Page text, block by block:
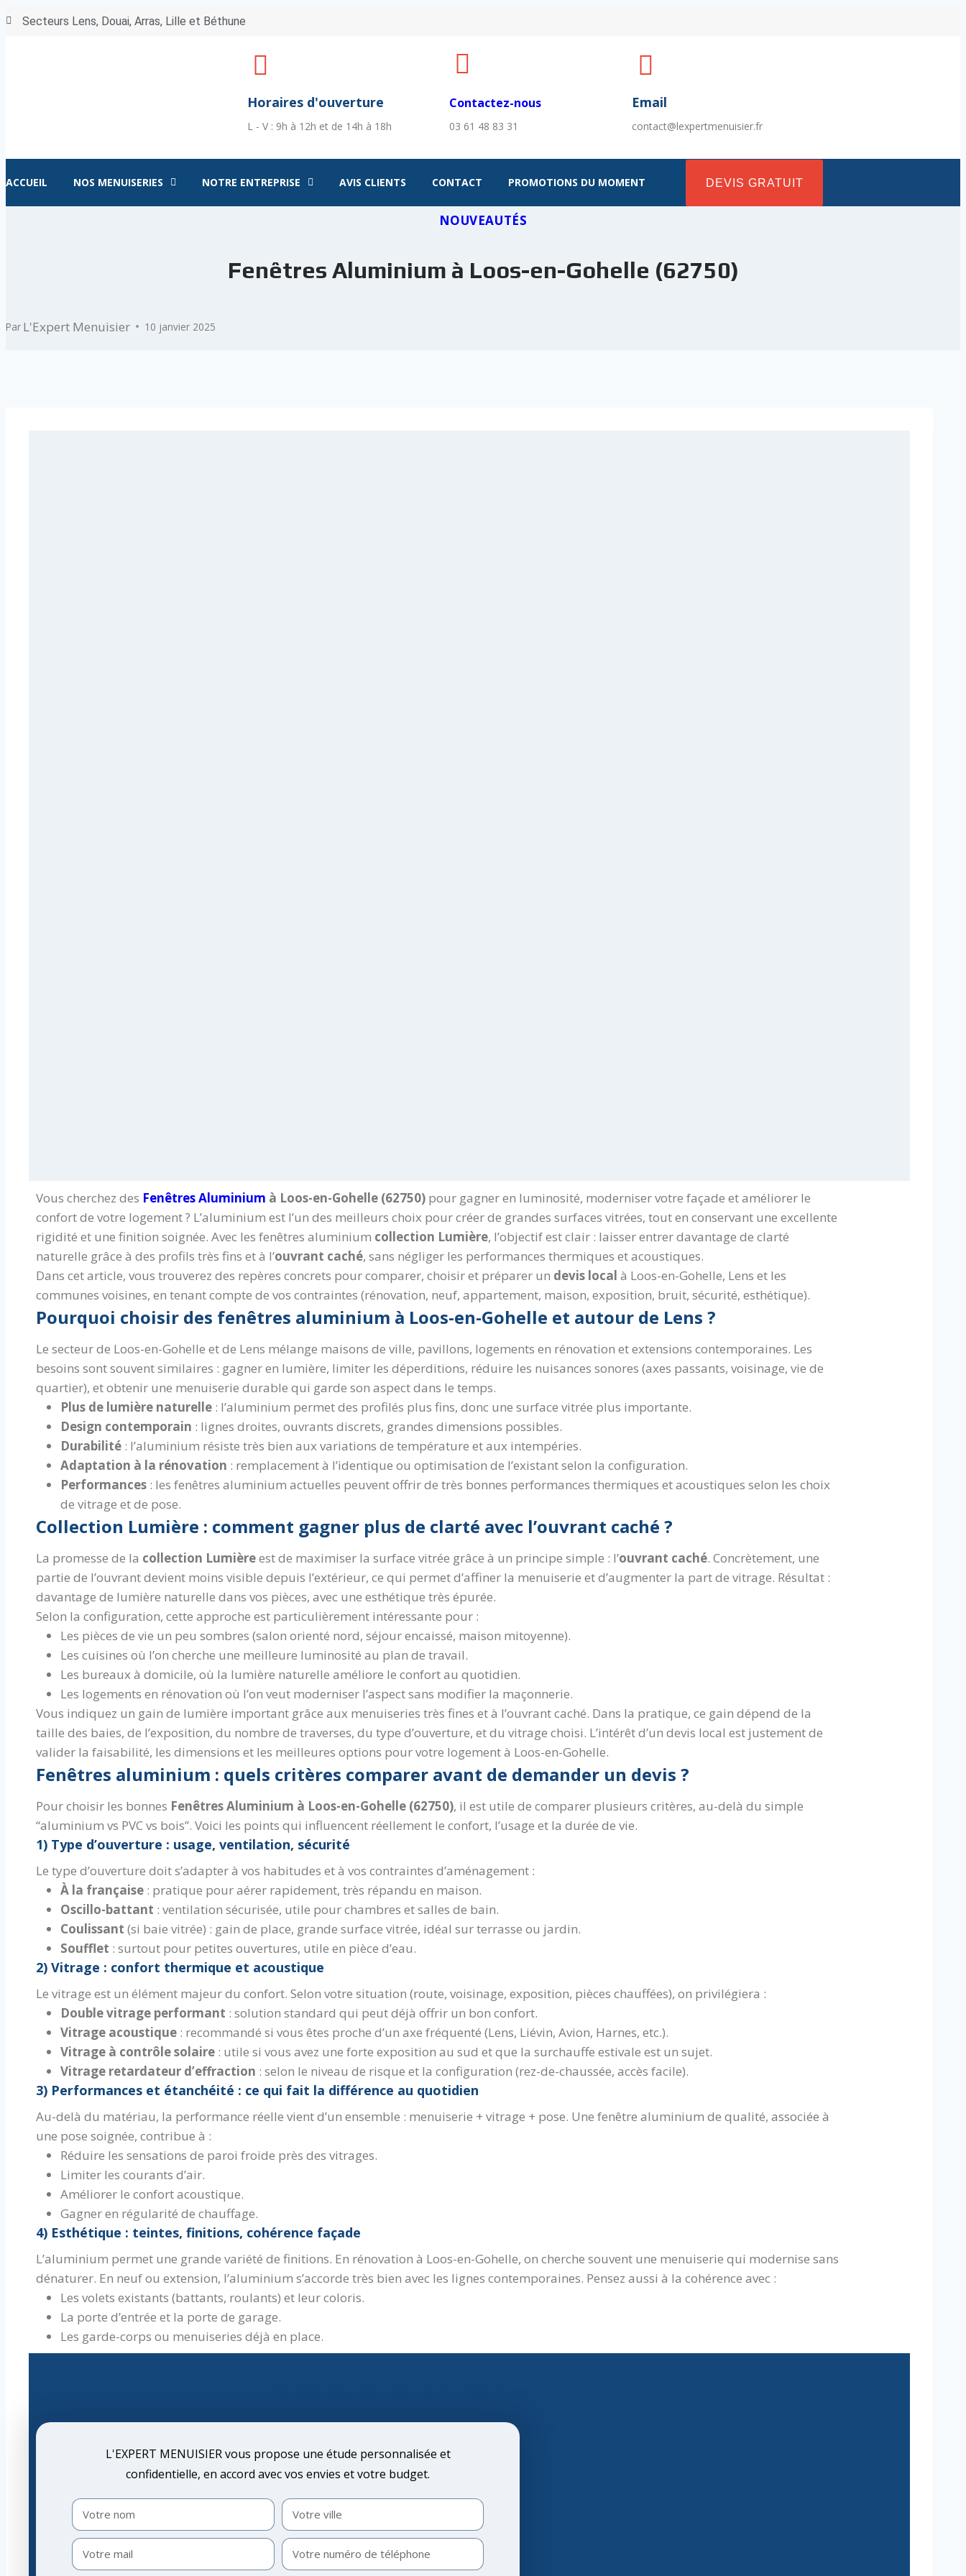
Secteurs Lens, Douai, Arras, Lille et Béthune
Horaires d'ouverture
L - V : 9h à 12h et de 14h à 18h
Contactez-nous
03 61 48 83 31
Email
contact@lexpertmenuisier.fr
ACCUEIL NOS MENUISERIES NOTRE ENTREPRISE AVIS CLIENTS CONTACT PROMOTIONS DU MOMENT DEVIS GRATUIT
NOUVEAUTÉS
Fenêtres Aluminium à Loos-en-Gohelle (62750)
Par L'Expert Menuisier 10 janvier 2025
Vous cherchez des Fenêtres Aluminium à Loos-en-Gohelle (62750) pour gagner en luminosité, moderniser votre façade et améliorer le
confort de votre logement ? L’aluminium est l’un des meilleurs choix pour créer de grandes surfaces vitrées, tout en conservant une excellente
rigidité et une finition soignée. Avec les fenêtres aluminium collection Lumière, l’objectif est clair : laisser entrer davantage de clarté
naturelle grâce à des profils très fins et à l’ouvrant caché, sans négliger les performances thermiques et acoustiques.
Dans cet article, vous trouverez des repères concrets pour comparer, choisir et préparer un devis local à Loos-en-Gohelle, Lens et les
communes voisines, en tenant compte de vos contraintes (rénovation, neuf, appartement, maison, exposition, bruit, sécurité, esthétique).
Pourquoi choisir des fenêtres aluminium à Loos-en-Gohelle et autour de Lens ?
Le secteur de Loos-en-Gohelle et de Lens mélange maisons de ville, pavillons, logements en rénovation et extensions contemporaines. Les
besoins sont souvent similaires : gagner en lumière, limiter les déperditions, réduire les nuisances sonores (axes passants, voisinage, vie de
quartier), et obtenir une menuiserie durable qui garde son aspect dans le temps.
Plus de lumière naturelle : l’aluminium permet des profilés plus fins, donc une surface vitrée plus importante.
Design contemporain : lignes droites, ouvrants discrets, grandes dimensions possibles.
Durabilité : l’aluminium résiste très bien aux variations de température et aux intempéries.
Adaptation à la rénovation : remplacement à l’identique ou optimisation de l’existant selon la configuration.
Performances : les fenêtres aluminium actuelles peuvent offrir de très bonnes performances thermiques et acoustiques selon les choix
de vitrage et de pose.
Collection Lumière : comment gagner plus de clarté avec l’ouvrant caché ?
La promesse de la collection Lumièreest de maximiser la surface vitrée grâce à un principe simple : l’ouvrant caché. Concrètement, une
partie de l’ouvrant devient moins visible depuis l’extérieur, ce qui permet d’affiner la menuiserie et d’augmenter la part de vitrage. Résultat :
davantage de lumière naturelle dans vos pièces, avec une esthétique très épurée.
Selon la configuration, cette approche est particulièrement intéressante pour :
Les pièces de vie un peu sombres (salon orienté nord, séjour encaissé, maison mitoyenne).
Les cuisines où l’on cherche une meilleure luminosité au plan de travail.
Les bureaux à domicile, où la lumière naturelle améliore le confort au quotidien.
Les logements en rénovation où l’on veut moderniser l’aspect sans modifier la maçonnerie.
Vous indiquez un gain de lumière important grâce aux menuiseries très fines et à l’ouvrant caché. Dans la pratique, ce gain dépend de la
taille des baies, de l’exposition, du nombre de traverses, du type d’ouverture, et du vitrage choisi. L’intérêt d’un devis local est justement de
valider la faisabilité, les dimensions et les meilleures options pour votre logement à Loos-en-Gohelle.
Fenêtres aluminium : quels critères comparer avant de demander un devis ?
Pour choisir les bonnes Fenêtres Aluminium à Loos-en-Gohelle (62750), il est utile de comparer plusieurs critères, au-delà du simple
“aluminium vs PVC vs bois”. Voici les points qui influencent réellement le confort, l’usage et la durée de vie.
1) Type d’ouverture : usage, ventilation, sécurité
Le type d’ouverture doit s’adapter à vos habitudes et à vos contraintes d’aménagement :
À la française : pratique pour aérer rapidement, très répandu en maison.
Oscillo-battant : ventilation sécurisée, utile pour chambres et salles de bain.
Coulissant (si baie vitrée) : gain de place, grande surface vitrée, idéal sur terrasse ou jardin.
Soufflet : surtout pour petites ouvertures, utile en pièce d’eau.
2) Vitrage : confort thermique et acoustique
Le vitrage est un élément majeur du confort. Selon votre situation (route, voisinage, exposition, pièces chauffées), on privilégiera :
Double vitrage performant : solution standard qui peut déjà offrir un bon confort.
Vitrage acoustique : recommandé si vous êtes proche d’un axe fréquenté (Lens, Liévin, Avion, Harnes, etc.).
Vitrage à contrôle solaire : utile si vous avez une forte exposition au sud et que la surchauffe estivale est un sujet.
Vitrage retardateur d’effraction : selon le niveau de risque et la configuration (rez-de-chaussée, accès facile).
3) Performances et étanchéité : ce qui fait la différence au quotidien
Au-delà du matériau, la performance réelle vient d’un ensemble : menuiserie + vitrage + pose. Une fenêtre aluminium de qualité, associée à
une pose soignée, contribue à :
Réduire les sensations de paroi froide près des vitrages.
Limiter les courants d’air.
Améliorer le confort acoustique.
Gagner en régularité de chauffage.
4) Esthétique : teintes, finitions, cohérence façade
L’aluminium permet une grande variété de finitions. En rénovation à Loos-en-Gohelle, on cherche souvent une menuiserie qui modernise sans
dénaturer. En neuf ou extension, l’aluminium s’accorde très bien avec les lignes contemporaines. Pensez aussi à la cohérence avec :
Les volets existants (battants, roulants) et leur coloris.
La porte d’entrée et la porte de garage.
Les garde-corps ou menuiseries déjà en place.
L'EXPERT MENUISIER vous propose une étude personnalisée et
confidentielle, en accord avec vos envies et votre budget.